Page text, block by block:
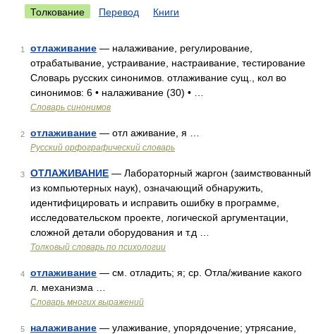
Толкование Перевод Книги
1 отлаживание — налаживание, регулирование,
отрабатывание, устраивание, настраивание, тестирование
Словарь русских синонимов. отлаживание сущ., кол во
синонимов: 6 • налаживание (30) • …
Словарь синонимов
2 отлаживание — отл аживание, я …
Русский орфографический словарь
3 ОТЛАЖИВАНИЕ — Лабораторный жаргон (заимствованный
из компьютерных наук), означающий обнаружить,
идентифицировать и исправить ошибку в программе,
исследовательском проекте, логической аргументации,
сложной детали оборудования и т.д …
Толковый словарь по психологии
4 отлаживание — см. отладить; я; ср. Отла/живание какого
л. механизма …
Словарь многих выражений
5 налаживание — улаживание, упорядочение; утрясание,